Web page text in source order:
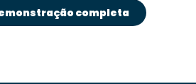
completa